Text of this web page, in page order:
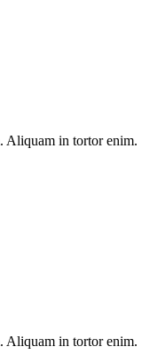
Aliquam in tortor enim.
Aliquam in tortor enim.